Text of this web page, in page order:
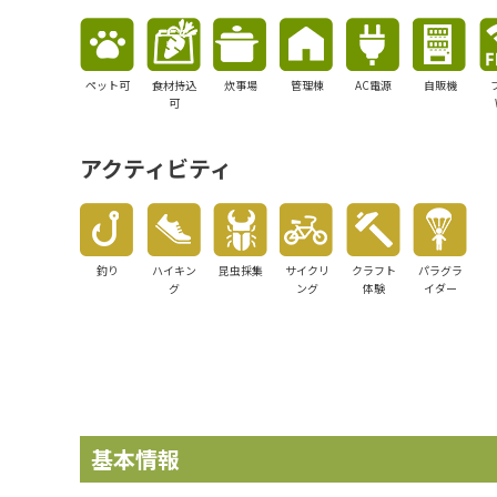
ペット可
食材持込
可
炊事場 管理棟 AC電源 自販機
アクティビティ
釣り
ハイキン
グ
昆虫採集
サイクリ
ング
クラフト
体験
パラグラ
イダー
基本情報